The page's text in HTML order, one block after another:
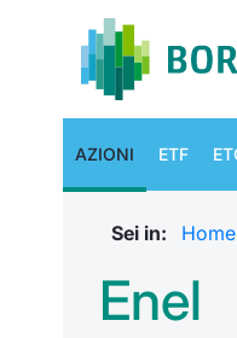
AZIONI ETF
Sei in:
Enel